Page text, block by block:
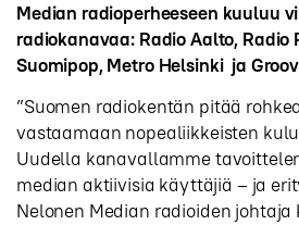
Median radioperheeseen kuuluu
radiokanavaa: Radio Aalto, Radio
Suomipop, Metro Helsinki ja
”Suomen radiokentän pitää
vastaamaan nopealiikkeisten
Uudella kanavallamme
median aktiivisia käyttäjiä – ja
Nelonen Median radioiden johtaja